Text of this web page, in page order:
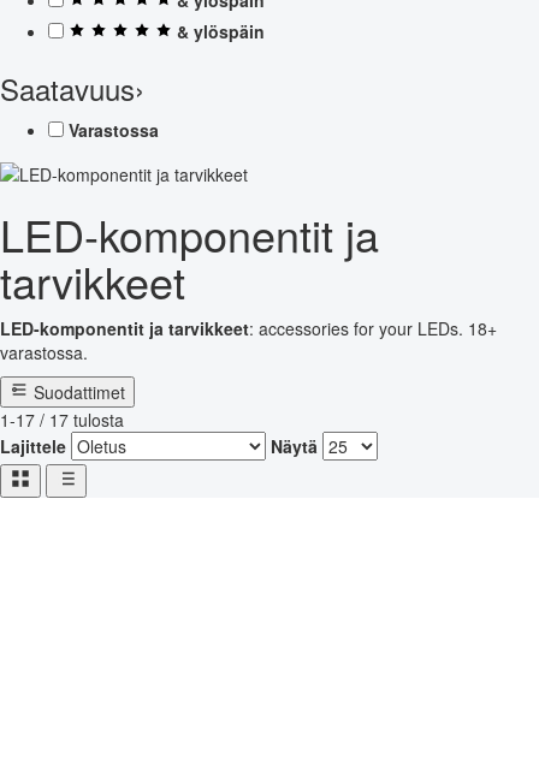
& ylöspäin
Saatavuus›
Varastossa
LED-komponentit ja
tarvikkeet
LED-komponentit ja tarvikkeet: accessories for your LEDs. 18+
varastossa.
Suodattimet
1-17 / 17 tulosta
Lajittele
Näytä